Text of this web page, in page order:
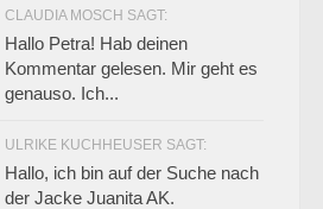
CLAUDIA MOSCH SAGT:
Hallo Petra! Hab deinen
Kommentar gelesen. Mir geht es
genauso. Ich...
ULRIKE KUCHHEUSER SAGT:
Hallo, ich bin auf der Suche nach
der Jacke Juanita AK.